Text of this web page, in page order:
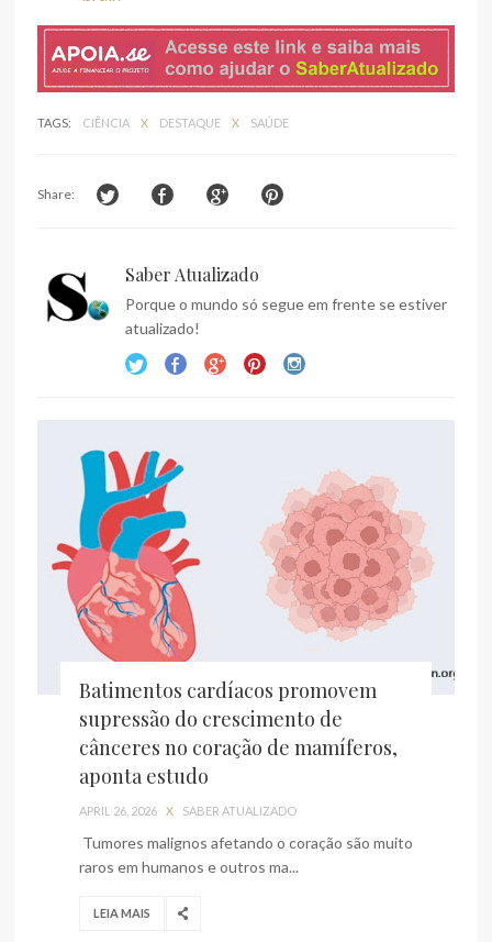
TAGS: CIÊNCIA X DESTAQUE X SAÚDE
Share:
Saber Atualizado
Porque o mundo só segue em frente se estiver
atualizado!
Batimentos cardíacos promovem
supressão do crescimento de
cânceres no coração de mamíferos,
aponta estudo
APRIL 26, 2026 X SABER ATUALIZADO
Tumores malignos afetando o coração são muito
raros em humanos e outros ma...
LEIA MAIS